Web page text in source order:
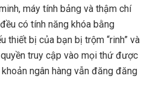
máy tính bảng và thậm chí
có tính năng khóa bằng
thiết bị của bạn bị trộm “rinh” và
truy cập vào mọi thứ được
ngân hàng vẫn đăng đăng